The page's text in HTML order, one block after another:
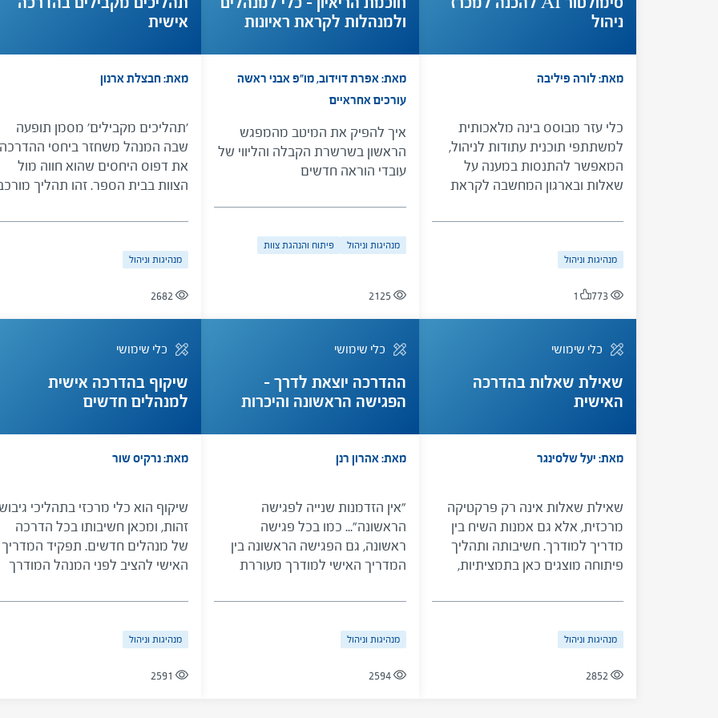
ניהול
מאת: לורה פיליבה
כלי עזר מבוסס בינה מלאכותית
למשתתפי תוכנית עתודות לניהול,
המאפשר להתנסות במענה על
שאלות ובארגון המחשבה לקראת
מנהיגות וניהול
773
1
ולמנהלות לקראת ראיונות
מאת: אפרת דוידוב, מו"פ אבני ראשה
עורכים אחראיים
איך להפיק את המיטב מהמפגש
הראשון בשרשרת הקבלה והליווי של
עובדי הוראה חדשים
מנהיגות וניהול פיתוח והנהגת צוות
2125
אישית
מאת: חבצלת ארנון
'תהליכים מקבילים' מסמן תופעה
שבה המנהל משחזר ביחסי ההדרכה
את דפוס היחסים שהוא חווה מול
הצוות בבית הספר. זהו תהליך
ומזוהה על ידי המדריך האישי, יש
ובדפוסי הניהול, ולשפר משמעותית
המדריך האישי והמנהל במסגרת
ההדרכה ובבית הספר.
מנהיגות וניהול
2682
כלי שימושי
שאילת שאלות בהדרכה
האישית
מאת: יעל שלסינגר
שאילת שאלות אינה רק פרקטיקה
מרכזית, אלא גם אמנות השיח בין
מדריך למודרך. חשיבותה ותהליך
פיתוחה מוצגים כאן בתמציתיות,
של המדריך האישי, מחולקות על-פי
מנהיגות וניהול
2852
כלי שימושי
ההדרכה יוצאת לדרך –
הפגישה הראשונה והיכרות
מאת: אהרון רנן
"אין הזדמנות שנייה לפגישה
הראשונה"... כמו בכל פגישה
ראשונה, גם הפגישה הראשונה בין
המדריך האישי למודרך מעוררת
כדאי להיפגש? על מה כדאי לדבר?
בפגישה הראשונה? ועוד. כלי זה,
אישיים למנהלי בתי ספר בראשית
מנהיגות וניהול
2594
כלי שימושי
שיקוף בהדרכה אישית
למנהלים חדשים
מאת: נרקיס שור
שיקוף הוא כלי מרכזי בתהליכי
זהות, ומכאן חשיבותו בכל הדרכה
של מנהלים חדשים. תפקיד המדריך
האישי להציב לפני המנהל המודרך
פנימה והחוצה ובתהליכי בניית
שיקוף, מיפוי סוגי שיקוף ועקרונות
מנהיגות וניהול
2591